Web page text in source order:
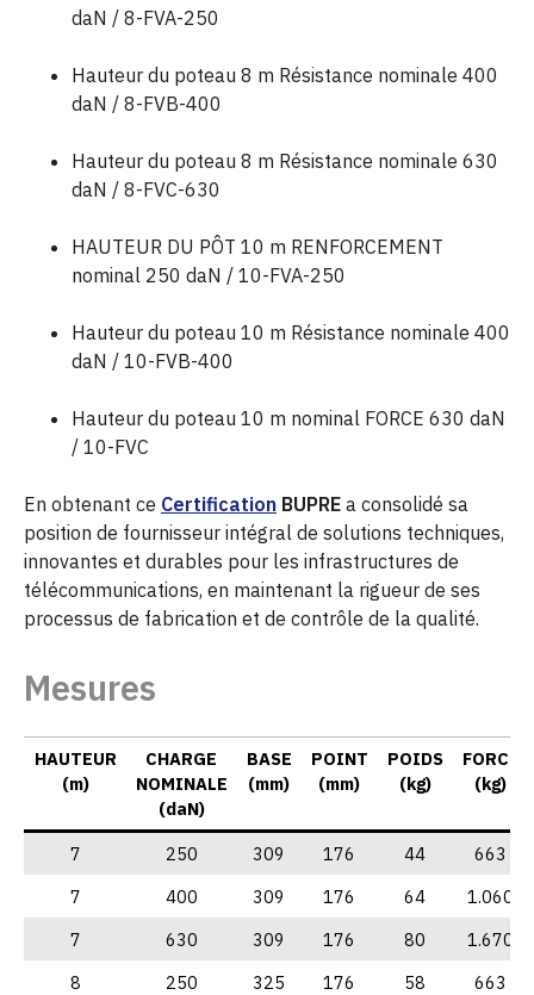
daN / 8-FVA-250
Hauteur du poteau 8 m Résistance nominale 400
daN / 8-FVB-400
Hauteur du poteau 8 m Résistance nominale 630
daN / 8-FVC-630
HAUTEUR DU PÔT 10 m RENFORCEMENT
nominal 250 daN / 10-FVA-250
Hauteur du poteau 10 m Résistance nominale 400
daN / 10-FVB-400
Hauteur du poteau 10 m nominal FORCE 630 daN
/ 10-FVC
En obtenant ce Certification BUPRE a consolidé sa
position de fournisseur intégral de solutions techniques,
innovantes et durables pour les infrastructures de
télécommunications, en maintenant la rigueur de ses
processus de fabrication et de contrôle de la qualité.
Mesures
HAUTEUR
(m)
CHARGE
NOMINALE
(daN)
BASE
(mm)
POINT
(mm)
POIDS
(kg)
FORCE
(kg)
7 250 309 176 44
663
7
400 309 176 64
1.060
7
630 309 176 80
1.670
8
250 325 176 58
663